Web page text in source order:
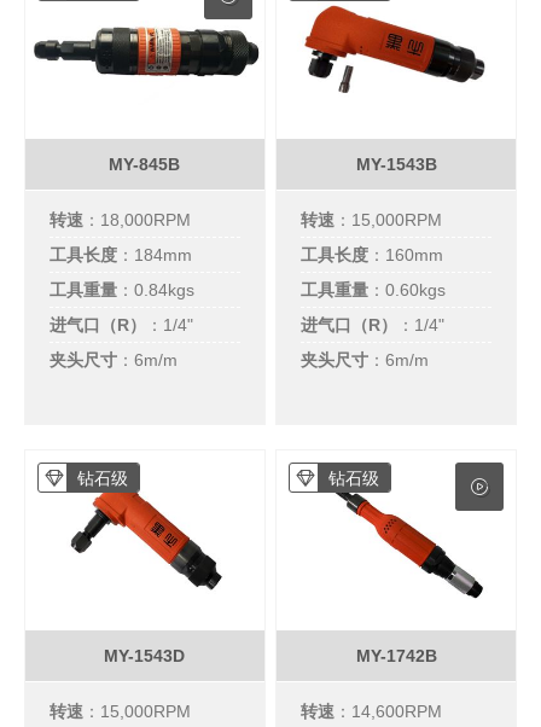
MY-845B
转速 ：18,000RPM
工具长度 ：184mm
工具重量 ：0.84kgs
进气口（R）
： 1/4"
夹头尺寸 ：6m/m
MY-1543B
转速 ：15,000RPM
工具长度 ：160mm
工具重量 ：0.60kgs
进气口（R）
： 1/4"
夹头尺寸 ：6m/m
MY-1543D
钻石级
转速 ：15,000RPM
MY-1742B
钻石级
转速 ：14,600RPM